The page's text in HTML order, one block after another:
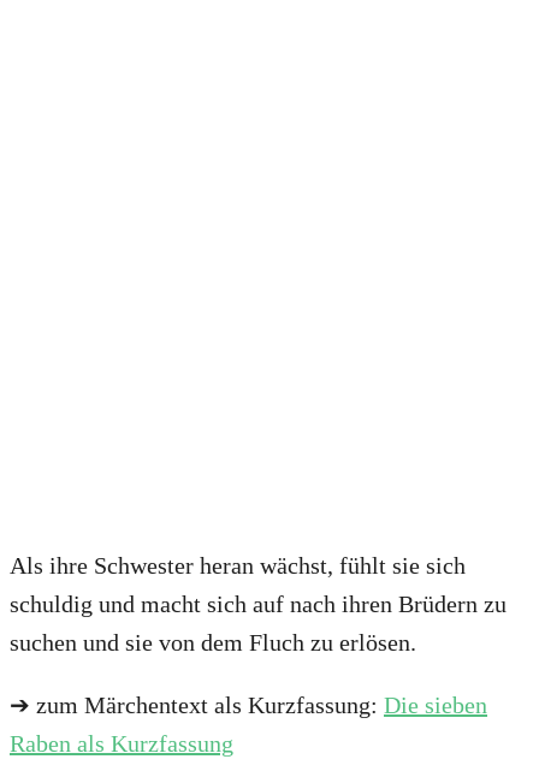
Als ihre Schwester heran wächst, fühlt sie sich
schuldig und macht sich auf nach ihren Brüdern zu
suchen und sie von dem Fluch zu erlösen.
➔ zum Märchentext als Kurzfassung: Die sieben
Raben als Kurzfassung